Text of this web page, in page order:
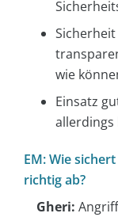
wie
Einsatz
allerdings
EM: Wie
richtig ab?
Gheri: